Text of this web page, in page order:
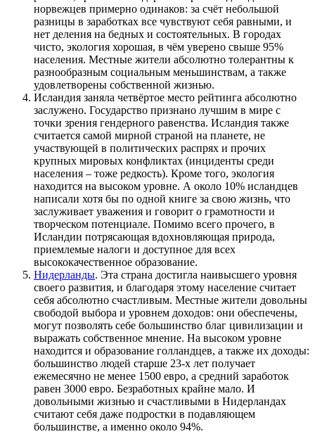
норвежцев примерно одинаков: за счёт небольшой
разницы в заработках все чувствуют себя равными, и
нет деления на бедных и состоятельных. В городах
чисто, экология хорошая, в чём уверено свыше 95%
населения. Местные жители абсолютно толерантны к
разнообразным социальным меньшинствам, а также
удовлетворены собственной жизнью.
Исландия заняла четвёртое место рейтинга абсолютно
заслужено. Государство признано лучшим в мире с
точки зрения гендерного равенства. Исландия также
считается самой мирной страной на планете, не
участвующей в политических распрях и прочих
крупных мировых конфликтах (инциденты среди
населения – тоже редкость). Кроме того, экология
находится на высоком уровне. А около 10% исландцев
написали хотя бы по одной книге за свою жизнь, что
заслуживает уважения и говорит о грамотности и
творческом потенциале. Помимо всего прочего, в
Исландии потрясающая вдохновляющая природа,
приемлемые налоги и доступное для всех
высококачественное образование.
Нидерланды. Эта страна достигла наивысшего уровня
своего развития, и благодаря этому население считает
себя абсолютно счастливым. Местные жители довольны
свободой выбора и уровнем доходов: они обеспечены,
могут позволять себе большинство благ цивилизации и
выражать собственное мнение. На высоком уровне
находится и образование голландцев, а также их доходы:
большинство людей старше 23-х лет получает
ежемесячно не менее 1500 евро, а средний заработок
равен 3000 евро. Безработных крайне мало. И
довольными жизнью и счастливыми в Нидерландах
считают себя даже подростки в подавляющем
большинстве, а именно около 94%.